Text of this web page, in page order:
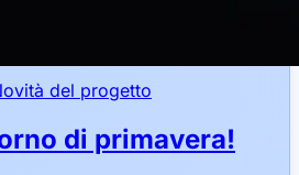
del progetto
di primavera!